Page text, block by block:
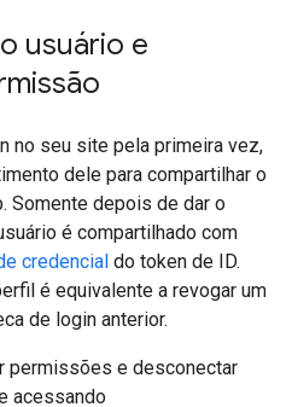
usuário e
no seu site pela primeira vez,
dele para compartilhar o
Somente depois de dar o
é compartilhado com
credencial do token de ID.
é equivalente a revogar um
de login anterior.
permissões e desconectar
acessando